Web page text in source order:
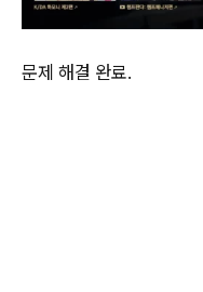
문제 해결 완료.